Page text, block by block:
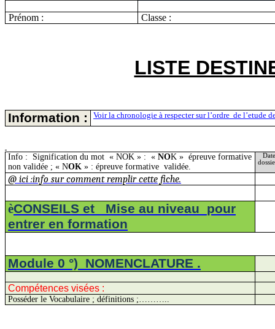
Prénom : Classe :
LISTE
Information : Voir la chronologie à respecter surl’ordre de l’etude
Info : Signification du mot « NOK » : « NOK » épreuve formative
non validée ; « NOK » : épreuve formative validée.
@ ici :info sur comment remplir cette fiche.
èCONSEILS et Mise au niveau pour
entrer en formation
Module 0 °) NOMENCLATURE .
Compétences visées :
Posséder le Vocabulaire ; définitions ;………..